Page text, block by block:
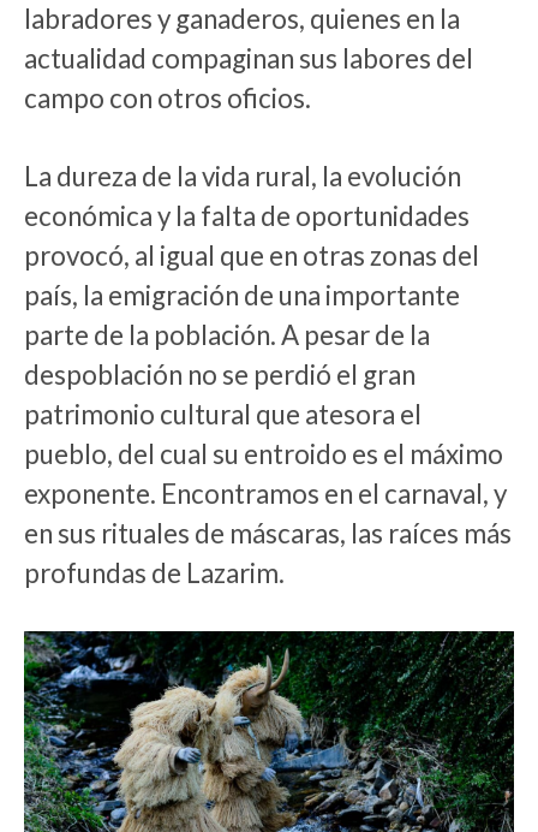
labradores y ganaderos, quienes en la
actualidad compaginan sus labores del
campo con otros oficios.
La dureza de la vida rural, la evolución
económica y la falta de oportunidades
provocó, al igual que en otras zonas del
país, la emigración de una importante
parte de la población. A pesar de la
despoblación no se perdió el gran
patrimonio cultural que atesora el
pueblo, del cual su entroido es el máximo
exponente. Encontramos en el carnaval, y
en sus rituales de máscaras, las raíces más
profundas de Lazarim.